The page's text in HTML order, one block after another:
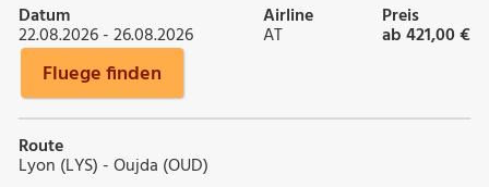
Datum
22.08.2026 - 26.08.2026
Airline
AT
Preis
ab 421,00 €
Fluege finden
Route
Lyon (LYS) - Oujda (OUD)